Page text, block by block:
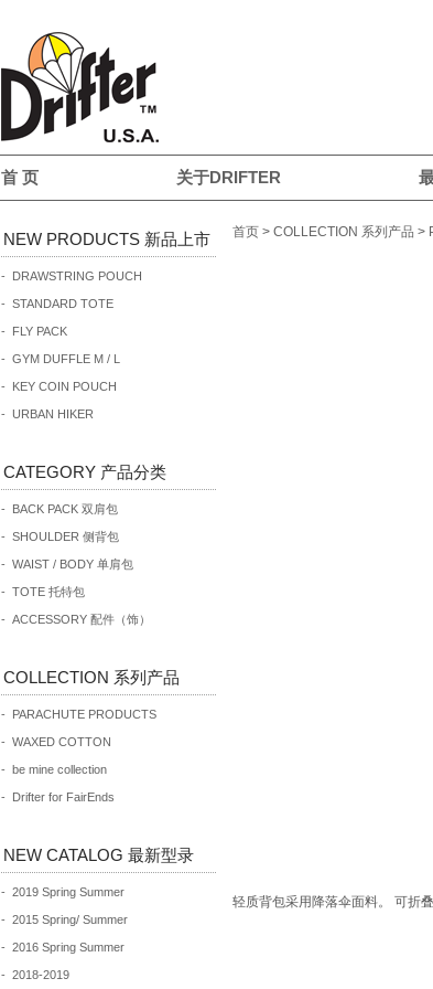
首 页 关于DRIFTER
NEW PRODUCTS 新品上市
- DRAWSTRING POUCH
- STANDARD TOTE
- FLY PACK
- GYM DUFFLE M / L
- KEY COIN POUCH
- URBAN HIKER
CATEGORY 产品分类
- BACK PACK 双肩包
- SHOULDER 侧背包
- WAIST / BODY 单肩包
- TOTE 托特包
- ACCESSORY 配件（饰）
COLLECTION 系列产品
- PARACHUTE PRODUCTS
- WAXED COTTON
- be mine collection
- Drifter for FairEnds
NEW CATALOG 最新型录
- 2019 Spring Summer
- 2015 Spring/ Summer
- 2016 Spring Summer
- 2018-2019
首页 > COLLECTION 系列产品 >
轻质背包采用降落伞面料。 可折